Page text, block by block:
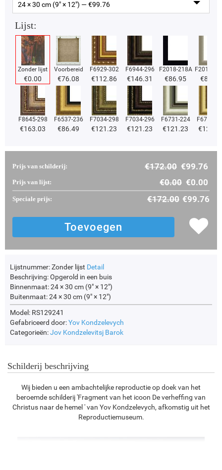
24 × 30 cm (9" × 12") — €99.76
Lijst:
Zonder lijst
€0.00
Voorbereid
€76.08
F6929-302
€112.86
F6944-296
€146.31
F2018-218A
€86.95
F2018-
€86.95
F8645-298
€163.03
F6537-236
€86.49
F7034-298
€121.23
F7034-296
€121.23
F6731-224
€121.23
F6731-
€
Prijs van schilderij: €172.00 €99.76
Prijs van lijst: €0.00 €0.00
Speciale prijs: €172.00 €99.76
Lijstnummer:Zonder lijst Detail
Beschrijving:Opgerold in een buis
Binnenmaat:24 × 30 cm (9" × 12")
Buitenmaat:24 × 30 cm (9" × 12")
Model: RS129241
Gefabriceerd door:Yov Kondzelevych
Categorieën:Jov Kondzelevitsj Barok
Schilderij beschrijving
Wij bieden u een ambachtelijke reproductie op doek van het
beroemde schilderij 'Fragment van het icoon De verheffing van
Christus naar de hemel ' van Yov Kondzelevych, afkomstig uit het
Reproductiemuseum.